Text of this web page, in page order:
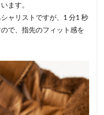
ます。
ャリストですが、1 分1 秒
で、指先のフィット感を